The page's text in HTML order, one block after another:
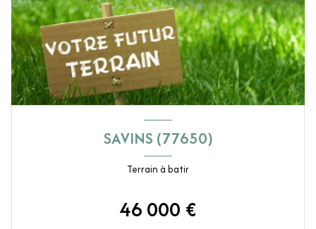
SAVINS (77650)
Terrain à batir
46 000 €